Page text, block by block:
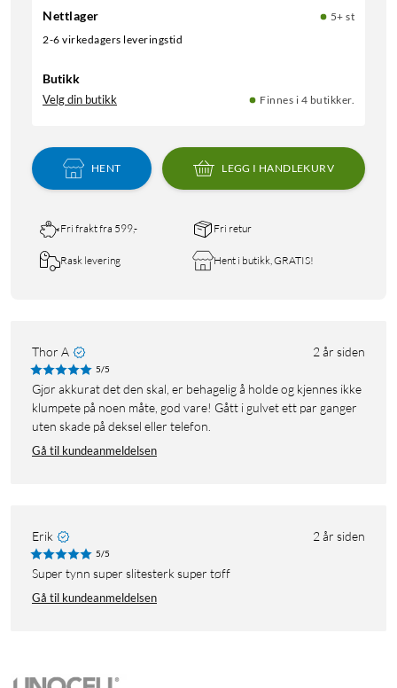
Nettlager
5+ st
2-6 virkedagers leveringstid
Butikk
Velg din butikk Finnes i 4 butikker.
HENT LEGG I HANDLEKURV
Fri frakt fra 599,- Fri retur
Rask levering Hent i butikk, GRATIS!
Thor A 2 år siden
5/5
Gjør akkurat det den skal, er behagelig å holde og kjennes ikke
klumpete på noen måte, god vare! Gått i gulvet ett par ganger
uten skade på deksel eller telefon.
Gå til kundeanmeldelsen
Erik 2 år siden
5/5
Super tynn super slitesterk super tøff
Gå til kundeanmeldelsen